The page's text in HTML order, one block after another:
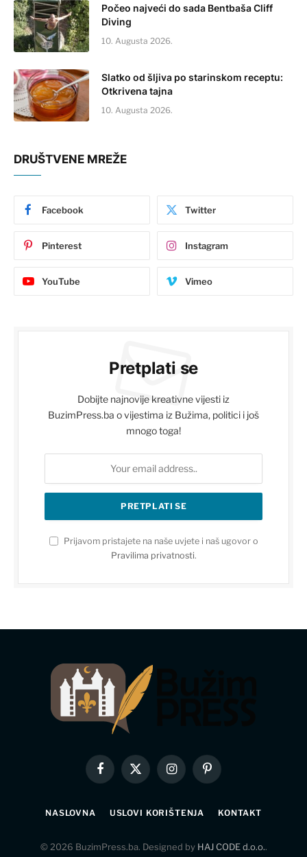
Počeo najveći do sada Bentbaša Cliff
Diving
10. Augusta 2026.
Slatko od šljiva po starinskom receptu:
Otkrivena tajna
10. Augusta 2026.
DRUŠTVENE MREŽE
Facebook Twitter
Pinterest Instagram
YouTube Vimeo
Pretplati se
Dobijte najnovije kreativne vijesti iz
BuzimPress.ba o vijestima iz Bužima, politici i još
mnogo toga!
Prijavom pristajete na naše uvjete i naš ugovor o
Pravilima privatnosti.
Facebook
X
(Twitter)
InstagramPinterest
NASLOVNA USLOVI KORIŠTENJA KONTAKT
© 2026 BuzimPress.ba. Designed by HAJ CODE d.o.o..